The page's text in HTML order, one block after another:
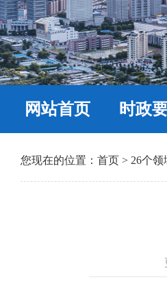
网站首页 时政
您现在的位置： 首页 > 26个领